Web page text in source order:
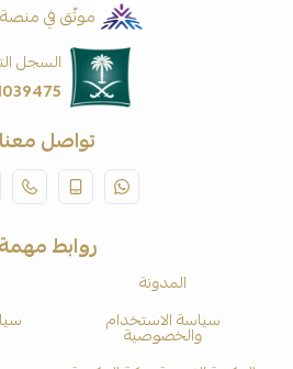
موثّق في منصة
السجل
تواصل معنا
روابط مهمة
المدونة
سياسة الاستخدام
والخصوصية